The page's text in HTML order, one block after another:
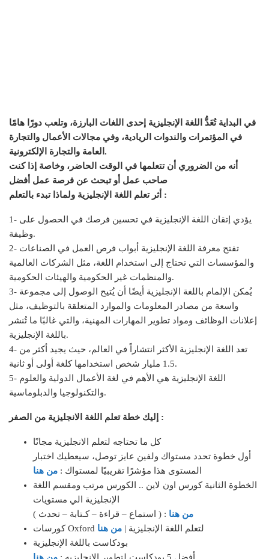
في البداية تُعَدُّ اللغة الإنجليزية إحدى اللغات البارزة، وتلعب دورًا هامًا
في المؤتمرات والندوات الريادية، وفي مجالات الأعمال والتجارة
العامة والتجارة الإلكترونية.
أنه من الضروري أن تتعلمها في الوقت الحاضر، وخاصة إذا كنت
صاحب عمل أو تبحث عن فرصة عمل أفضل
أثر تعلم اللغة الإنجليزية ولماذا تبدء بالتعلم :
1- يؤدي إتقان اللغة الإنجليزية في تحسين فرصك في الحصول على
وظيفة.
2- تفتح معرفة اللغة الإنجليزية أبواب فرص العمل في الصناعات
والمؤسسات التي تحتاج إلى استخدام اللغة، مثل الشركات العالمية
والمنظمات غير الحكومية والهيئات الحكومية.
3- يُمكن الإلمام باللغة الإنجليزية أيضًا أن يُتيح الوصول إلى مجموعة
واسعة من مصادر المعلومات والموارد المتعلقة بالتوظيف، مثل
إعلانات الوظائف ومواد تطوير المهارات المهنية، والتي غالبًا ما تُنشر
باللغة الإنجليزية.
4- تعد اللغة الإنجليزية الأكثر انتشاراً في العالم، حيث يجيد أكثر من
1.5 مليار شخص استخدامها كلغة أولى أو ثانية.
5- اللغة الإنجليزية هي الأهم في لغة الأعمال الدولية والعلوم
والتكنولوجيا والدبلوماسية.
إليك خطة تعلم اللغة الانجليزية من الصفر :
كل ما تحتاجه لتعلم الانجليزية مجانًا
أول خطوة تحدد مستواك ولفين عايز توصل، سيعطيك اختبار
المستوى هذا مؤشرًا تقريبيًا لمستواك : من هنا
الخطوة الثانية كورس اون لاين .. الكورس مرتب ومقسم اللغة
الإنجليزية الي مستويات
( استماع – قراءة – كـتابة – تحدث ) : من هنا
كورسات Oxford لتعلم اللغة الإنجليزية | من هنا
بودكاست باللغة الإنجليزية